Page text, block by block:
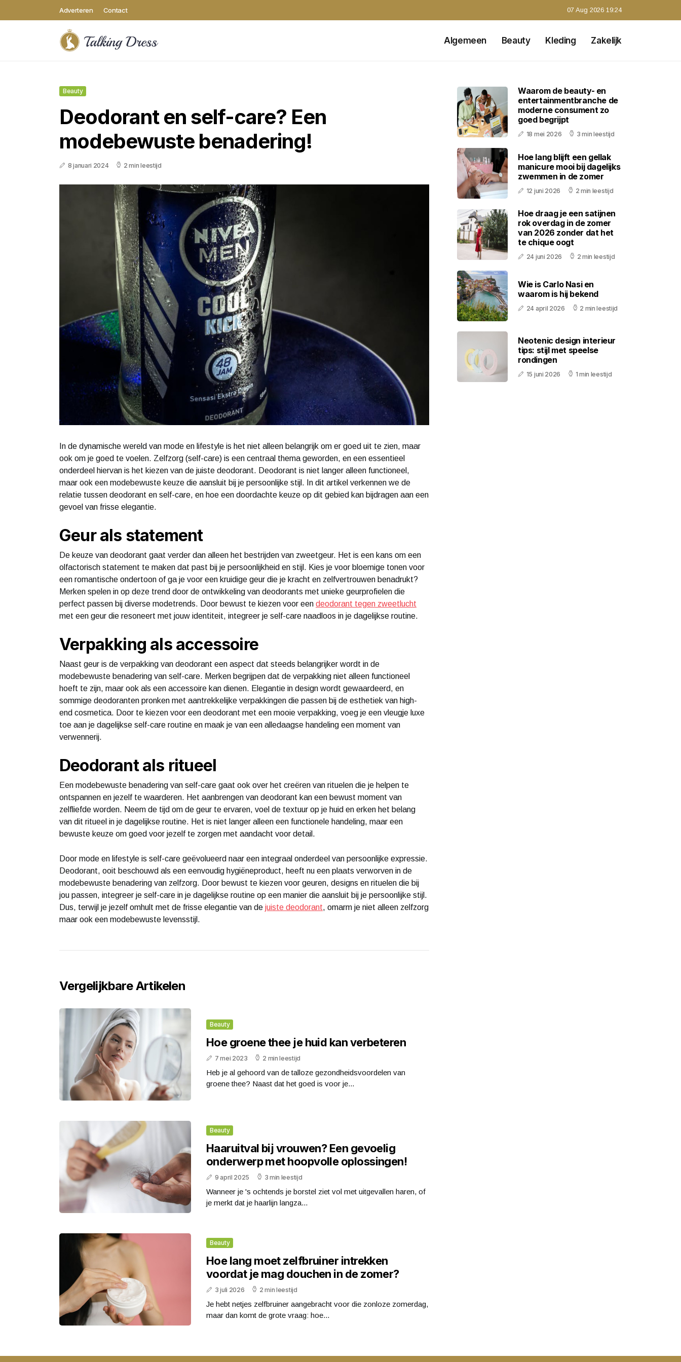
Adverteren Contact 07 Aug 2026 19:24
Algemeen Beauty Kleding Zakelijk
Beauty
Deodorant en self-care? Een
modebewuste benadering!
8 januari 2024 2 min leestijd
In de dynamische wereld van mode en lifestyle is het niet alleen belangrijk om er goed uit te zien, maar
ook om je goed te voelen. Zelfzorg (self-care) is een centraal thema geworden, en een essentieel
onderdeel hiervan is het kiezen van de juiste deodorant. Deodorant is niet langer alleen functioneel,
maar ook een modebewuste keuze die aansluit bij je persoonlijke stijl. In dit artikel verkennen we de
relatie tussen deodorant en self-care, en hoe een doordachte keuze op dit gebied kan bijdragen aan een
gevoel van frisse elegantie.
Geur als statement
De keuze van deodorant gaat verder dan alleen het bestrijden van zweetgeur. Het is een kans om een
olfactorisch statement te maken dat past bij je persoonlijkheid en stijl. Kies je voor bloemige tonen voor
een romantische ondertoon of ga je voor een kruidige geur die je kracht en zelfvertrouwen benadrukt?
Merken spelen in op deze trend door de ontwikkeling van deodorants met unieke geurprofielen die
perfect passen bij diverse modetrends. Door bewust te kiezen voor een deodorant tegen zweetlucht
met een geur die resoneert met jouw identiteit, integreer je self-care naadloos in je dagelijkse routine.
Verpakking als accessoire
Naast geur is de verpakking van deodorant een aspect dat steeds belangrijker wordt in de
modebewuste benadering van self-care. Merken begrijpen dat de verpakking niet alleen functioneel
hoeft te zijn, maar ook als een accessoire kan dienen. Elegantie in design wordt gewaardeerd, en
sommige deodoranten pronken met aantrekkelijke verpakkingen die passen bij de esthetiek van high-
end cosmetica. Door te kiezen voor een deodorant met een mooie verpakking, voeg je een vleugje luxe
toe aan je dagelijkse self-care routine en maak je van een alledaagse handeling een moment van
verwennerij.
Deodorant als ritueel
Een modebewuste benadering van self-care gaat ook over het creëren van rituelen die je helpen te
ontspannen en jezelf te waarderen. Het aanbrengen van deodorant kan een bewust moment van
zelfliefde worden. Neem de tijd om de geur te ervaren, voel de textuur op je huid en erken het belang
van dit ritueel in je dagelijkse routine. Het is niet langer alleen een functionele handeling, maar een
bewuste keuze om goed voor jezelf te zorgen met aandacht voor detail.
Door mode en lifestyle is self-care geëvolueerd naar een integraal onderdeel van persoonlijke expressie.
Deodorant, ooit beschouwd als een eenvoudig hygiëneproduct, heeft nu een plaats verworven in de
modebewuste benadering van zelfzorg. Door bewust te kiezen voor geuren, designs en rituelen die bij
jou passen, integreer je self-care in je dagelijkse routine op een manier die aansluit bij je persoonlijke stijl.
Dus, terwijl je jezelf omhult met de frisse elegantie van de juiste deodorant, omarm je niet alleen zelfzorg
maar ook een modebewuste levensstijl.
Vergelijkbare Artikelen
Beauty
Hoe groene thee je huid kan verbeteren
7 mei 2023 2 min leestijd
Heb je al gehoord van de talloze gezondheidsvoordelen van
groene thee? Naast dat het goed is voor je...
Beauty
Haaruitval bij vrouwen? Een gevoelig
onderwerp met hoopvolle oplossingen!
9 april 2025 3 min leestijd
Wanneer je 's ochtends je borstel ziet vol met uitgevallen haren, of
je merkt dat je haarlijn langza...
Beauty
Hoe lang moet zelfbruiner intrekken
voordat je mag douchen in de zomer?
3 juli 2026 2 min leestijd
Je hebt netjes zelfbruiner aangebracht voor die zonloze zomerdag,
maar dan komt de grote vraag: hoe...
Waarom de beauty- en
entertainmentbranche de
moderne consument zo
goed begrijpt
18 mei 2026 3 min leestijd
Hoe lang blijft een gellak
manicure mooi bij dagelijks
zwemmen in de zomer
12 juni 2026 2 min leestijd
Hoe draag je een satijnen
rok overdag in de zomer
van 2026 zonder dat het
te chique oogt
24 juni 2026 2 min leestijd
Wie is Carlo Nasi en
waarom is hij bekend
24 april 2026 2 min leestijd
Neotenic design interieur
tips: stijl met speelse
rondingen
15 juni 2026 1 min leestijd